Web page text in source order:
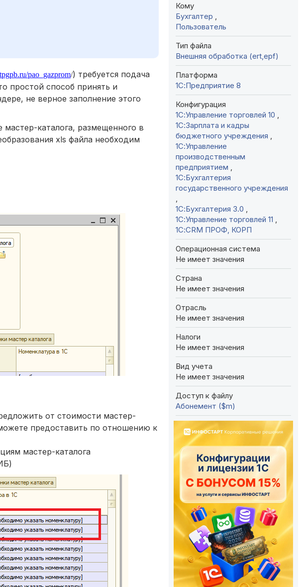
pao_gazprom/) требуется подача
простой способ принять и
не верное заполнение этого
каталога, размещенного в
xls файла необходим
от стоимости мастер-
предоставить по отношению к
мастер-каталога
Кому
Бухгалтер
Пользователь
Тип файла
Внешняя обработка (ert,epf)
Платформа
1С:Предприятие 8
Конфигурация
1С:Управление торговлей 10
1С:Зарплата и кадры
бюджетного учреждения
1С:Управление
производственным
предприятием
1С:Бухгалтерия
государственного учреждения
1С:Бухгалтерия 3.0
1С:Управление торговлей 11
1С:CRM ПРОФ, КОРП
Операционная система
Не имеет значения
Страна
Не имеет значения
Отрасль
Не имеет значения
Налоги
Не имеет значения
Вид учета
Не имеет значения
Доступ к файлу
Абонемент ($m)